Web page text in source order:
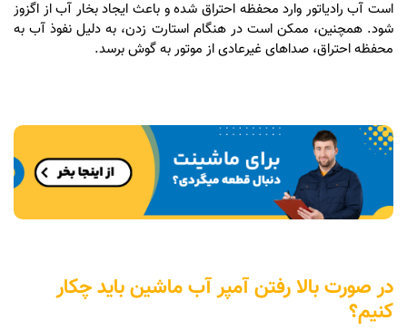
است آب رادیاتور وارد محفظه احتراق شده و باعث ایجاد بخار آب از اگزوز
شود. همچنین، ممکن است در هنگام استارت زدن، به دلیل نفوذ آب به
محفظه احتراق، صداهای غیرعادی از موتور به گوش برسد.
در صورت بالا رفتن آمپر آب ماشین باید چکار
کنیم؟